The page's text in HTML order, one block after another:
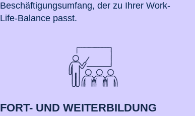
Beschäftigungsumfang, der zu Ihrer Work-
Life-Balance passt.
FORT- UND WEITERBILDUNG